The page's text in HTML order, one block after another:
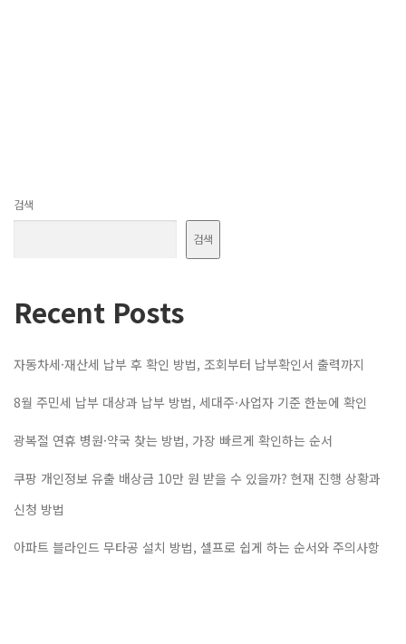
검색
검색
Recent Posts
자동차세·재산세 납부 후 확인 방법, 조회부터 납부확인서 출력까지
8월 주민세 납부 대상과 납부 방법, 세대주·사업자 기준 한눈에 확인
광복절 연휴 병원·약국 찾는 방법, 가장 빠르게 확인하는 순서
쿠팡 개인정보 유출 배상금 10만 원 받을 수 있을까? 현재 진행 상황과
신청 방법
아파트 블라인드 무타공 설치 방법, 셀프로 쉽게 하는 순서와 주의사항